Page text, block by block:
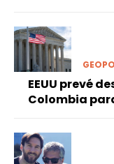
EEUU prevé
Colombia